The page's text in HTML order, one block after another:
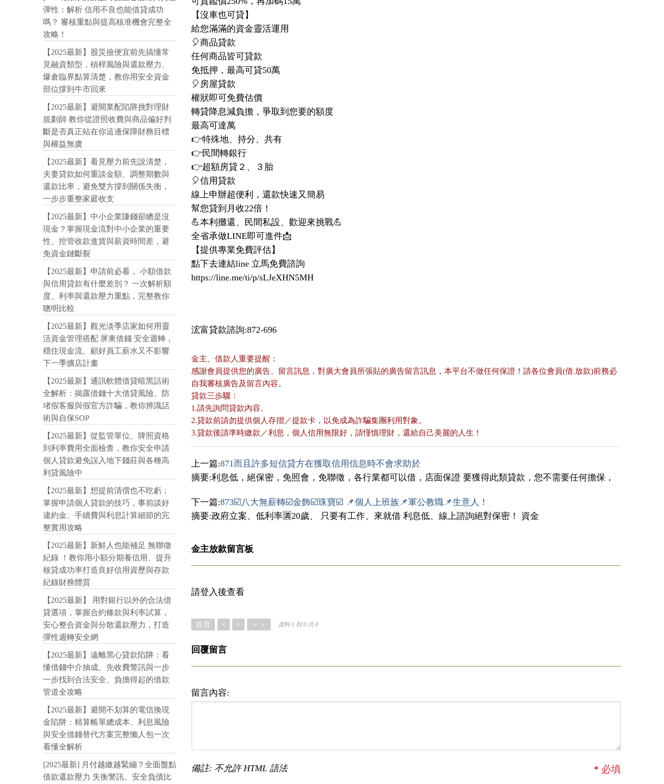
【沒車也可貸】
給您滿滿的資金靈活運用
🎈商品貸款
任何商品皆可貸款
免抵押，最高可貸50萬
🎈房屋貸款
權狀即可免費估價
轉貸降息減負擔，爭取到您要的額度
最高可達萬
👉特殊地、持分、共有
👉民間轉銀行
👉超額房貸２、３胎
🎈信用貸款
線上申辦超便利，還款快速又簡易
幫您貸到月收22倍！
💪本利攤還、民間私設、歡迎來挑戰💪​
全省承做LINE即可進件📩
【提供專業免費評估】
點下去連結line 立馬免費諮詢
https://line.me/ti/p/sLJeXHN5MH
浤富貸款諮詢:872-696
金主、借款人重要提醒：
感謝會員提供您的廣告、留言訊息，對廣大會員所張貼的廣告留言訊息，本平台不做任何保證！請各位會員(借.放款)前務必
自我審核廣告及留言內容。
貸款三歩驟：
1.請先詢問貸款內容。
2.貸款前請勿提供個人存摺／提款卡，以免成為詐騙集團利用對象。
3.貸款後請準時繳款／利息，個人信用無限好，請慬慎理財，還給自己美麗的人生！
上一篇:871而且許多短信貸方在獲取信用信息時不會求助於
摘要:利息低，絕保密，免照會，免聯徵，各行業都可以借，店面保證 要獲得此類貸款，您不需要任何擔保，
下一篇:873☑️八大無薪轉☑️金飾☑️珠寶☑️ 📌個人上班族📌軍公教職📌生意人！
摘要:政府立案、低利率🈵20歲、 只要有工作、來就借 利息低、線上諮詢絕對保密！ 資金
金主放款留言板
請登入後查看
首頁 < > ＞＞ 資料 1 到 0 共 0
回覆留言
留言內容:
備註: 不允許 HTML 語法 * 必填
彈性：解析 信用不良也能借貸成功
嗎？ 審核重點與提高核准機會完整全
攻略！
【2025最新】股災撿便宜前先搞懂常
見融資類型，槓桿風險與還款壓力、
爆倉臨界點算清楚，教你用安全資金
部位撐到牛市回來
【2025最新】避開業配陷阱挑對理財
規劃師 教你從證照收費與商品偏好判
斷是否真正站在你這邊保障財務目標
與權益無虞
【2025最新】看見壓力前先說清楚，
夫妻貸款如何重談金額、調整期數與
還款比率，避免雙方撐到關係失衡，
一步步重整家庭收支
【2025最新】中小企業賺錢卻總是沒
現金？掌握現金流對中小企業的重要
性、控管收款進貨與薪資時間差，避
免資金鏈斷裂
【2025最新】申請前必看， 小額借款
與信用貸款有什麼差別？ 一次解析額
度、利率與還款壓力重點，完整教你
聰明比較
【2025最新】觀光淡季店家如何用靈
活資金管理搭配 屏東借錢 安全週轉，
穩住現金流、顧好員工薪水又不影響
下一季擴店計畫
【2025最新】通訊軟體借貸暗黑話術
全解析：揭露借錢十大借貸風險、防
堵假客服與假官方詐騙，教你辨識話
術與自保SOP
【2025最新】從監管單位、牌照資格
到利率費用全面檢查，教你安全申請
個人貸款避免誤入地下錢莊與各種高
利貸風險中
【2025最新】想提前清償也不吃虧：
掌握申請個人貸款的技巧，事前談好
違約金、手續費與利息計算細節的完
整實用攻略
【2025最新】新鮮人也能補足 無聯徵
紀錄 ！教你用小額分期養信用、提升
核貸成功率打造良好信用資歷與存款
紀錄財務體質
【2025最新】 用對銀行以外的合法借
貸選項，掌握合約條款與利率試算，
安心整合資金與分散還款壓力，打造
彈性週轉安全網
【2025最新】遠離黑心貸款陷阱：看
懂借錢中介抽成、先收費警訊與一步
一步找到合法安全、負擔得起的借款
管道全攻略
【2025最新】避開不划算的電信換現
金陷阱：精算帳單總成本、利息風險
與安全借錢替代方案完整懶人包一次
看懂全解析
[2025最新] 月付越繳越緊繃？全面盤點
借款還款壓力 失衡警訊、安全負債比